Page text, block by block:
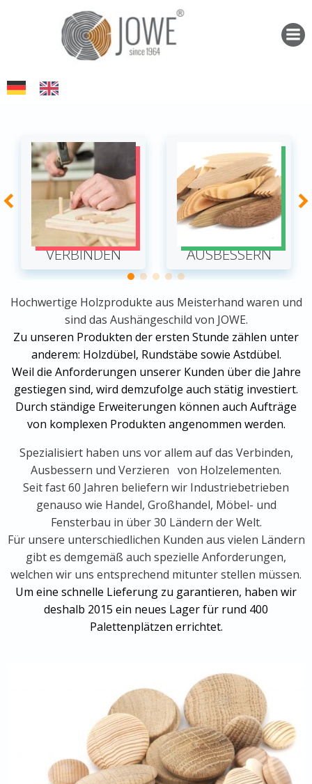
Zum
Inhalt
springen
VERBINDEN AUSBESSERN
Hochwertige Holzprodukte aus Meisterhand waren und
sind das Aushängeschild von JOWE.
Zu unseren Produkten der ersten Stunde zählen unter
anderem: Holzdübel, Rundstäbe sowie Astdübel.
Weil die Anforderungen unserer Kunden über die Jahre
gestiegen sind, wird demzufolge auch stätig investiert.
Durch ständige Erweiterungen können auch Aufträge
von komplexen Produkten angenommen werden.
Spezialisiert haben uns vor allem auf das Verbinden,
Ausbessern und Verzieren von Holzelementen.
Seit fast 60 Jahren beliefern wir Industriebetrieben
genauso wie Handel, Großhandel, Möbel- und
Fensterbau in über 30 Ländern der Welt.
Für unsere unterschiedlichen Kunden aus vielen Ländern
gibt es demgemäß auch spezielle Anforderungen,
welchen wir uns entsprechend mitunter stellen müssen.
Um eine schnelle Lieferung zu garantieren, haben wir
deshalb 2015 ein neues Lager für rund 400
Palettenplätzen errichtet.